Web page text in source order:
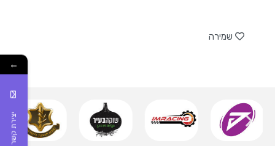
שמירה
←
יצירת קשר